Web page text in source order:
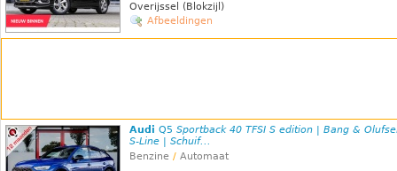
Overijssel (Blokzijl)
Afbeeldingen
Audi Q5 Sportback 40 TFSI S edition | Bang &
S-Line | Schuif...
Benzine / Automaat